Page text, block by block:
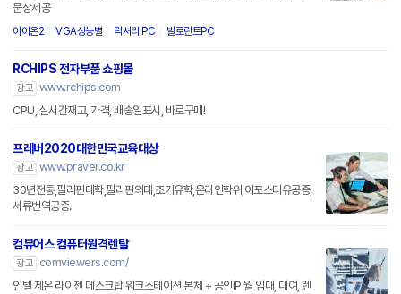
문상제공
아이온2 VGA성능별 럭셔리 PC 발로란트PC
RCHIPS 전자부품 쇼핑몰
광고 www.rchips.com
CPU, 실시간재고, 가격, 배송일표시, 바로구매!
프레버2020대한민국교육대상
광고 www.praver.co.kr
30년전통,필리핀대학,필리핀의대,조기유학,온라인학위,아포스티유공증,
서류번역공증.
컴뷰어스 컴퓨터원격렌탈
광고
comviewers.com/
인텔 제온 라이젠 데스크탑 워크스테이션 본체 + 공인IP 월 임대, 대여, 렌